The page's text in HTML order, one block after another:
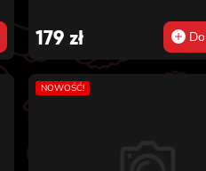
tempurze, ogórkiem,
majonezem lekko
hosomaki z łososiem, 8x
z ogórkiem, 8x california z
8x california z krewetką,
179 zł Do
NOWOŚĆ!